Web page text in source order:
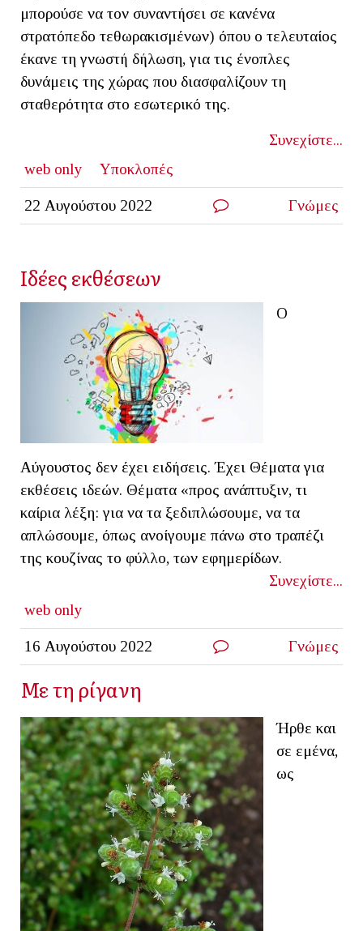
μπορούσε να τον συναντήσει σε κανένα
στρατόπεδο τεθωρακισμένων) όπου ο τελευταίος
έκανε τη γνωστή δήλωση, για τις ένοπλες
δυνάμεις της χώρας που διασφαλίζουν τη
σταθερότητα στο εσωτερικό της.
Συνεχίστε...
web only
Υποκλοπές
22 Αυγούστου 2022 Γνώμες
Ιδέες εκθέσεων
Ο
Αύγουστος δεν έχει ειδήσεις. Έχει Θέματα για
εκθέσεις ιδεών. Θέματα «προς ανάπτυξιν, τι
καίρια λέξη: για να τα ξεδιπλώσουμε, να τα
απλώσουμε, όπως ανοίγουμε πάνω στο τραπέζι
της κουζίνας το φύλλο, των εφημερίδων.
Συνεχίστε...
web only
16 Αυγούστου 2022 Γνώμες
Με τη ρίγανη
Ήρθε και
σε εμένα,
ως